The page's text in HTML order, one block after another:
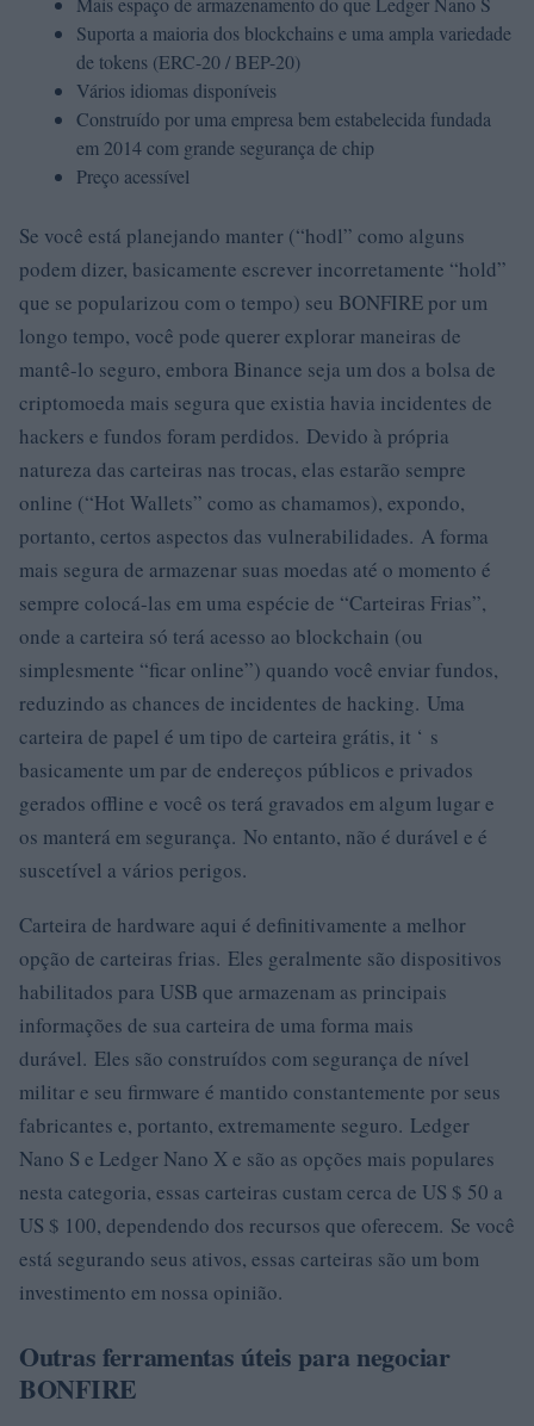
Suporta a maioria dos blockchains e uma ampla variedade
de tokens (ERC-20 / BEP-20)
Vários idiomas disponíveis
Construído por uma empresa bem estabelecida fundada
em 2014 com grande segurança de chip
Preço acessível
Se você está planejando manter (“hodl” como alguns
podem dizer, basicamente escrever incorretamente “hold”
que se popularizou com o tempo) seu BONFIRE por um
longo tempo, você pode querer explorar maneiras de
mantê-lo seguro, embora Binance seja um dos a bolsa de
criptomoeda mais segura que existia havia incidentes de
hackers e fundos foram perdidos. Devido à própria
natureza das carteiras nas trocas, elas estarão sempre
online (“Hot Wallets” como as chamamos), expondo,
portanto, certos aspectos das vulnerabilidades. A forma
mais segura de armazenar suas moedas até o momento é
sempre colocá-las em uma espécie de “Carteiras Frias”,
onde a carteira só terá acesso ao blockchain (ou
simplesmente “ficar online”) quando você enviar fundos,
reduzindo as chances de incidentes de hacking. Uma
carteira de papel é um tipo de carteira grátis, it ‘ s
basicamente um par de endereços públicos e privados
gerados offline e você os terá gravados em algum lugar e
os manterá em segurança. No entanto, não é durável e é
suscetível a vários perigos.
Carteira de hardware aqui é definitivamente a melhor
opção de carteiras frias. Eles geralmente são dispositivos
habilitados para USB que armazenam as principais
informações de sua carteira de uma forma mais
durável. Eles são construídos com segurança de nível
militar e seu firmware é mantido constantemente por seus
fabricantes e, portanto, extremamente seguro. Ledger
Nano S e Ledger Nano X e são as opções mais populares
nesta categoria, essas carteiras custam cerca de US $ 50 a
US $ 100, dependendo dos recursos que oferecem. Se você
está segurando seus ativos, essas carteiras são um bom
investimento em nossa opinião.
Outras ferramentas úteis para negociar
BONFIRE